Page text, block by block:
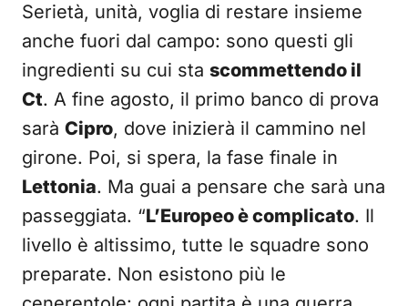
Serietà, unità, voglia di restare insieme
anche fuori dal campo: sono questi gli
ingredienti su cui sta scommettendo il
Ct. A fine agosto, il primo banco di prova
sarà Cipro, dove inizierà il cammino nel
girone. Poi, si spera, la fase finale in
Lettonia. Ma guai a pensare che sarà una
passeggiata. “L’Europeo è complicato. Il
livello è altissimo, tutte le squadre sono
preparate. Non esistono più le